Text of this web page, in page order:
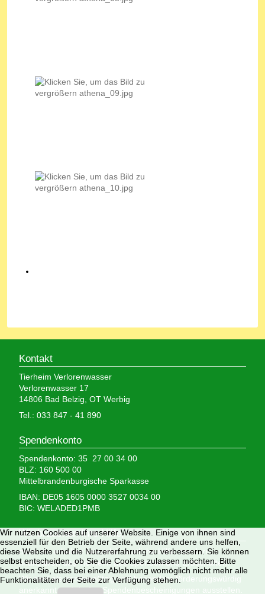
Kontakt
Tierheim Verlorenwasser
Verlorenwasser 17
14806 Bad Belzig, OT Werbig
Tel.: 033 847 - 41 890
Spendenkonto
Spendenkonto: 35 27 00 34 00
BLZ: 160 500 00
Mittelbrandenburgische Sparkasse
IBAN: DE05 1605 0000 3527 0034 00
BIC: WELADED1PMB
Wir brauchen Ihre Hilfe,
denn wir erhalten keinerlei staatliche Hilfe, sondern
finanzieren das Tierheim aus Spenden und Erbschaften.
Wir sind als gemeinnützig und besonders förderungswürdig
anerkannt und dürfen Spendenbescheinigungen ausstellen.
Wir nutzen Cookies auf unserer Website. Einige von ihnen sind
essenziell für den Betrieb der Seite, während andere uns helfen,
diese Website und die Nutzererfahrung zu verbessern. Sie können
selbst entscheiden, ob Sie die Cookies zulassen möchten. Bitte
beachten Sie, dass bei einer Ablehnung womöglich nicht mehr alle
Funktionalitäten der Seite zur Verfügung stehen.